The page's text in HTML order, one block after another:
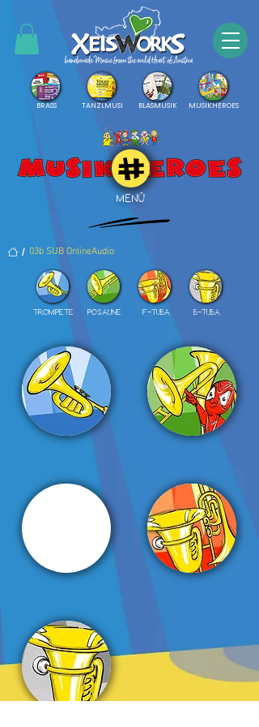
BRASS TANZLMUSI BLASMUSIK MUSIKHEROES
MENÜ
/ 03b SUB OnlineAudio
TROMPETE POSAUNE F-TUBA B-TUBA